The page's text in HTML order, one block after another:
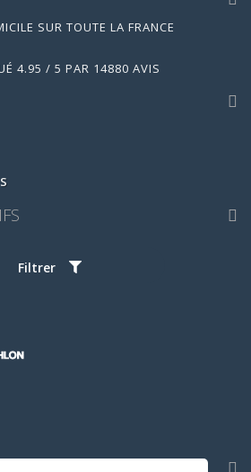
Filtrer
SUR TOUTE LA FRANCE
4.95 / 5 PAR 14880 AVIS